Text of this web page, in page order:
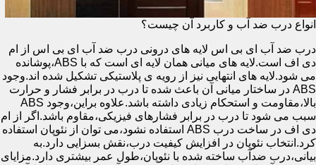
انواع درب ضد آب و کاربرد آن چیست؟
درب ضد آب ای بی اس لایه های درونی درب ضد آب ای بی اس از ام
دی اف است.لایه های میانی همان لایه ای است که با ABS،پوشانده
می شود.لایه های انتهایی نیز از رویه ی پلاستیکی تشکیل شده اند.وجود
ABS در ساختار میانی آن باعث شده تا درب در برابر فشار و حرارت
بالا،مقاومت و استحکام زیادی داشته باشد.علاوه براین،وجود ABS
سبب می شود تا درب در برابر فشارهای فیزیکی،مقاوم باشد.اگر از ام
دی اف در ساخت درب ABS استفاده نشود،می توان از نئوپان استفاده
کرد.انتخاب نئوپان در افزایش کیفیت درب،نقش بسزایی دارد.به
بیانی،درب ضدآب ساخته شده با نئوپان،طول عمر بیشتری دارد.مزایای